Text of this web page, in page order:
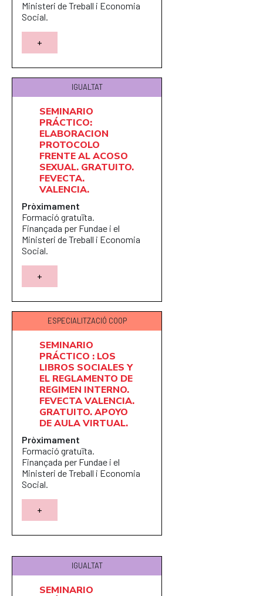
Ministeri de Treball i Economia
Social.
+
IGUALTAT
SEMINARIO
PRÁCTICO:
ELABORACION
PROTOCOLO
FRENTE AL ACOSO
SEXUAL. GRATUITO.
FEVECTA.
VALENCIA.
Pròximament
Formació gratuïta.
Finançada per Fundae i el
Ministeri de Treball i Economia
Social.
+
ESPECIALITZACIÓ COOP
SEMINARIO
PRÁCTICO : LOS
LIBROS SOCIALES Y
EL REGLAMENTO DE
REGIMEN INTERNO.
FEVECTA VALENCIA.
GRATUITO. APOYO
DE AULA VIRTUAL.
Pròximament
Formació gratuïta.
Finançada per Fundae i el
Ministeri de Treball i Economia
Social.
+
IGUALTAT
SEMINARIO